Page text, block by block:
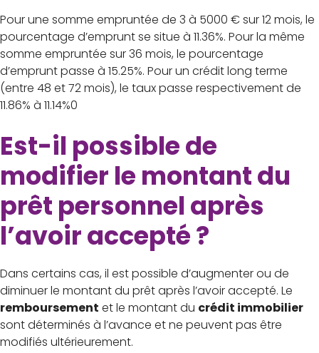
Pour une somme empruntée de 3 à 5000 € sur 12 mois, le
pourcentage d’emprunt se situe à 11.36%. Pour la même
somme empruntée sur 36 mois, le pourcentage
d’emprunt passe à 15.25%. Pour un crédit long terme
(entre 48 et 72 mois), le taux passe respectivement de
11.86% à 11.14%0
Est-il possible de
modifier le montant du
prêt personnel après
l’avoir accepté ?
Dans certains cas, il est possible d’augmenter ou de
diminuer le montant du prêt après l’avoir accepté. Le
remboursement et le montant du crédit immobilier
sont déterminés à l’avance et ne peuvent pas être
modifiés ultérieurement.